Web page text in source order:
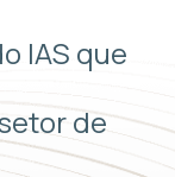
IAS que
de